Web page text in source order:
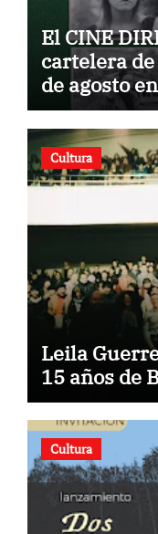
El CINE
cartelera
de agosto
Cultura
Leila
15 años de
Cultura